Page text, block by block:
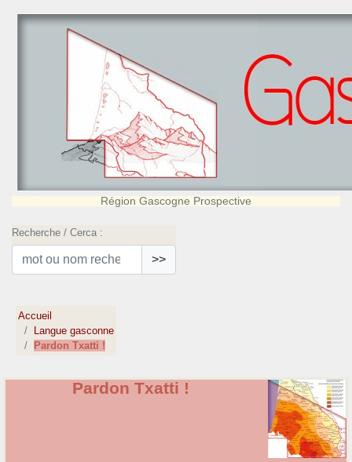
Région Gascogne Prospective
Recherche / Cerca :
>>
Accueil
Langue gasconne
Pardon Txatti !
Pardon Txatti !